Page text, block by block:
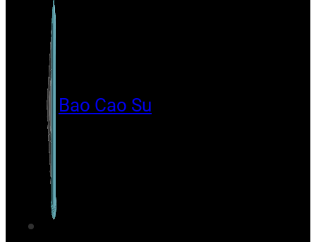
Bao Cao Su